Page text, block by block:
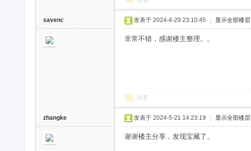
savenc 发表于 2024-4-29 23:10:45 显示全部楼层
非常不错，感谢楼主整理。。
回复
zhangke 发表于 2024-5-21 14:23:19 显示全部楼层
谢谢楼主分享，发现宝藏了。